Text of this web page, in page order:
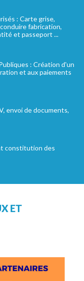
: Carte grise,
fabrication,
et passeport ...
: Création d'un
et aux paiements
envoi de documents,
constitution des
ET